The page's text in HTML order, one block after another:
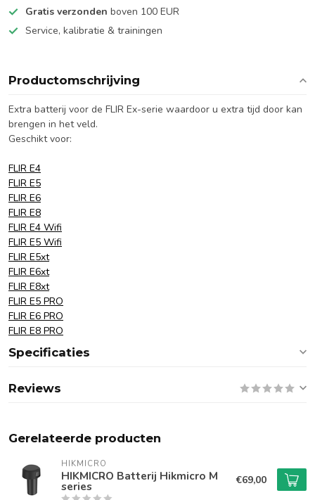
Gratis verzonden boven 100 EUR
Service, kalibratie & trainingen
Productomschrijving
Extra batterij voor de FLIR Ex-serie waardoor u extra tijd door kan
brengen in het veld.
Geschikt voor:
FLIR E4
FLIR E5
FLIR E6
FLIR E8
FLIR E4 Wifi
FLIR E5 Wifi
FLIR E5xt
FLIR E6xt
FLIR E8xt
FLIR E5 PRO
FLIR E6 PRO
FLIR E8 PRO
Specificaties
Reviews
Gerelateerde producten
HIKMICRO
HIKMICRO Batterij Hikmicro M
series €69,00